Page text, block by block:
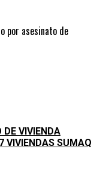
por asesinato de
VIVIENDA
VIVIENDAS SUMAQ